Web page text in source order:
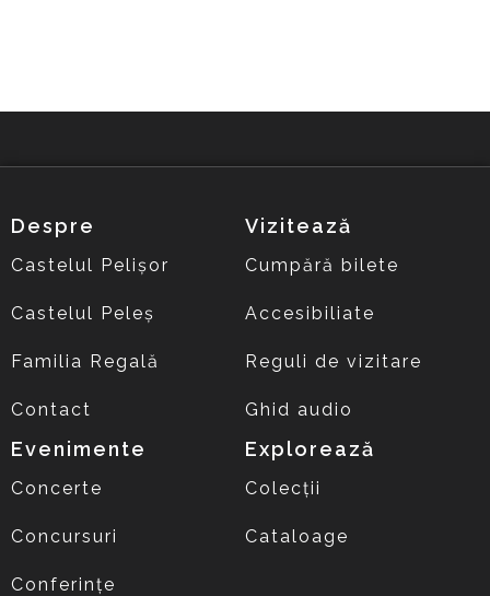
Despre
Castelul Pelișor
Castelul Peleș
Familia Regală
Contact
Vizitează
Cumpără bilete
Accesibiliate
Reguli de vizitare
Ghid audio
Evenimente
Concerte
Concursuri
Conferințe
Explorează
Colecții
Cataloage